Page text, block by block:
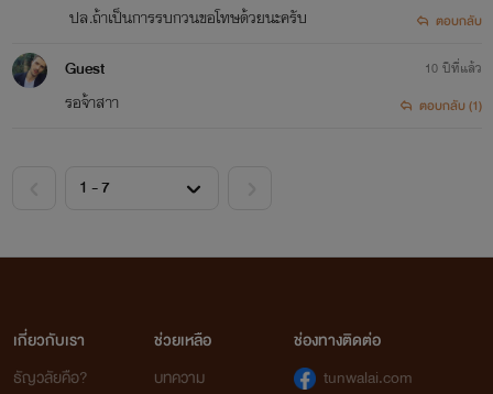
ปล.ถ้าเป็นการรบกวนขอโทษด้วยนะครับ
ตอบกลับ
Guest
รอจ้าสาา
10 ปีที่แล้ว
ตอบกลับ (1)
เกี่ยวกับเรา
ธัญวลัยคือ?
ช่วยเหลือ
บทความ
ช่องทางติดต่อ
tunwalai.com